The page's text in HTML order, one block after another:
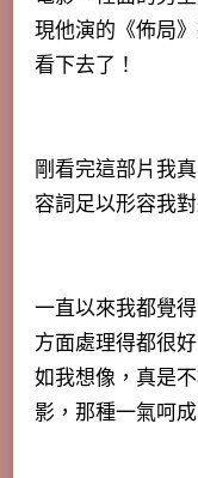
現他演的《佈局
看下去了！
剛看完這部片我
容詞足以形容我
一直以來我都覺
方面處理得都很
如我想像，真是
影，那種一氣呵